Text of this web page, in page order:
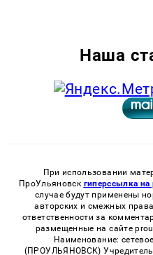
Наша
При использовании
ПроУльяновск гиперссылка на
случае будут применены
авторских и смежных
ответственности за
размещенные на сайте
Наименование:
(ПРОУЛЬЯНОВСК)